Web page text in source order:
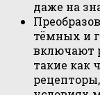
даже на
тёмных и
включают
такие как